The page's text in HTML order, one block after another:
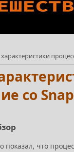
со
показал, что